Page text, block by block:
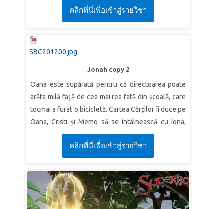
Dumnezeu este capabil să mă
Verset:
poate să ne scoată din cuptorul aprins, şi ne va
scoate din mâna ta, împărate.”Daniel 3:17 (VDC)
LECȚIA 3: ISUS ESTE CU NOI
Adevăr biblic:
Dumnezeu este întotdeauna cu
Verset:
„Şi învăţaţi-i să păzească tot ce v-am
poruncit. Şi iată că Eu sunt cu voi în toate zilele,
Matei 28:20 (VDC)
suișurile și coborâșurile vieții sale - de la fiul
preferat al lui Iacov la un sclav care a fost răpit și
de la un prizonier uitat la un conducător puternic
în Egipt. Copiii învață că Dumnezeu își elaborează
binele nostru, chiar și atunci când lucrurile par
scăpate de sub control!
LECȚIA 1 IOSIF A AVUT ÎNCREDERE ÎN
Adevăr biblic:Voi avea încredere în Dumnezeu și
în planul Său pentru mine.
„Încrede-te în Domnul din toată inima ta
şi nu te bizui pe înţelepciunea ta!”Proverbe
3:5(VDC)
LECȚIA 2: UN PLAN BUN PENTRU MINE
คลิกที่นี่เพื่อเข้าสู่รายวิชา
SBC201200.jpg
Jonah copy 2
Oana este supărată pentru că directoarea poate
arăta milă față de cea mai rea fată din școală, care
tocmai a furat o bicicletă. Cartea Cărților îi duce pe
Oana, Cristi și Memo să se întâlnească cu Iona,
care fuge atunci când Dumnezeu îl cheamă să
predice oamenilor răi din Ninive. Experimentați o
furtună cumplită, întâlniți un pește gigantic și
asistați la ceea ce se întâmplă atunci când Iona
predică în sfârșit la Ninive. Copiii învață că
Dumnezeu vrea să arate milă tuturor!
คลิกที่นี่เพื่อเข้าสู่รายวิชา